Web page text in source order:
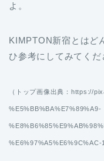
よ。
KIMPTON新宿とはど
ひ参考にしてみてくだ
（トップ画像出典：https://
%E5%BB%BA%E7%89%A9-
%E6%97%A5%E6%9C%AC-